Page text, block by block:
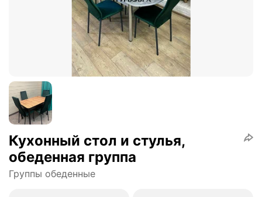
Кухонный стол и стулья,
обеденная группа
Группы обеденные